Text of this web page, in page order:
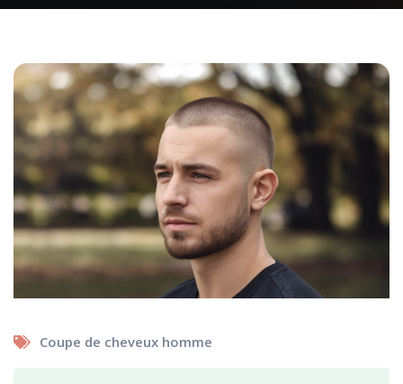
Coupe de cheveux homme